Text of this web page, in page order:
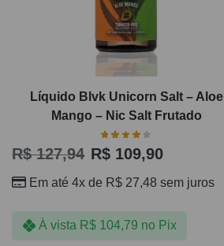
Líquido Blvk Unicorn Salt – Aloe
Mango – Nic Salt Frutado
R$127,94 R$ 109,90
Em até 4x de R$ 27,48 sem juros
À vista R$104,79 no Pix